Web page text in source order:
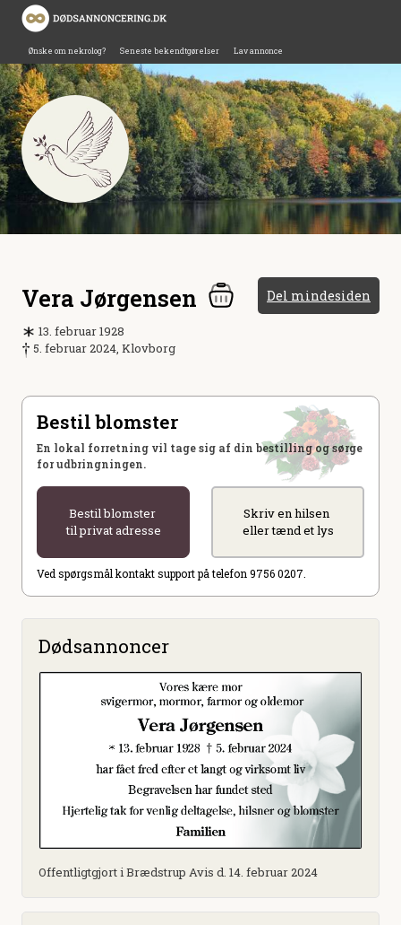
Ønske om nekrolog? Seneste bekendtgørelser Lav annonce
Vera Jørgensen Del mindesiden
13. februar 1928
5. februar 2024, Klovborg
Bestil blomster
En lokal forretning vil tage sig af din bestilling og sørge
for udbringningen.
Bestil blomster
til privat adresse
Skriv en hilsen
eller tænd et lys
Ved spørgsmål kontakt support på telefon 9756 0207.
Dødsannoncer
Offentligtgjort i Brædstrup Avis d. 14. februar 2024